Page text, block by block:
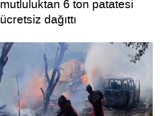
mutluluktan 6 ton patatesi
ücretsiz dağıttı